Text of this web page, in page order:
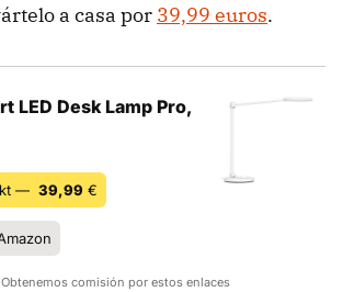
a casa por 39,99 euros.
LED Desk Lamp Pro,
— 39,99 €
comisión por estos enlaces